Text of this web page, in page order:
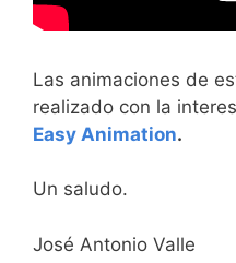
Las animaciones de
realizado con la
Easy Animation.
Un saludo.
José Antonio Valle